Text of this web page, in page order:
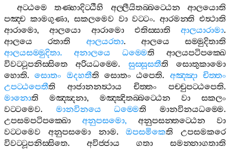
අට‍්ඨමෙ තණ‍්හාදිට‍්ඨීහි අල‍්ලීයිතබ‍්බට‍්ඨෙන
ආලයොති
පඤ‍්ච කාමගුණා, සකලමෙව වා වට‍්ටං.ආරමන‍්ති එත්‍ථාති
ආරාමො,ආලයො ආරාමො එතිස‍්සාති ආලයාරාමා.
ආලයෙ
රතාති ආලයරතා. ආලයෙ
සම‍්මුදිතාති
ආලයසම‍්මුදිතා. අනාලයෙ ධම‍්මෙති
ආලයපටිපක‍්ඛෙ
විවට‍්ටූපනිස‍්සිතෙ
අරියධම‍්මෙ. සුස‍්සූසතීති
සොතුකාමො
හොති.සොතං ඔදහතීති සොතං ඨපෙති. අඤ‍්ඤා චිත‍්තං
උපට‍්ඨපෙතීති ආජානනත්‍ථාය චිත‍්තං පච‍්චුපට‍්ඨපෙති.
මානොති මඤ‍්ඤනා, මඤ‍්ඤිතබ‍්බට‍්ඨෙන වා
සකලං
වට‍්ටමෙව. මානවිනයෙ ධම‍්මෙති මානවිනයධම‍්මෙ.
උපසමපටිපක‍්ඛො
අනුපසමො, අනුපසන‍්තට‍්ඨෙන
වා
වට‍්ටමෙව
අනුපසමො නාම.ඔපසමිකෙති
උපසමකරෙ
විවට‍්ටූපනිස‍්සිතෙ. අවිජ‍්ජාය ගතා
සමන‍්නාගතාති